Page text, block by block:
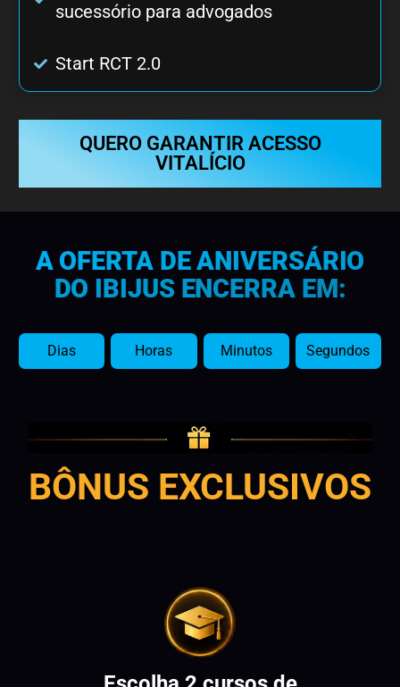
sucessório para advogados
Start RCT 2.0
QUERO GARANTIR ACESSO
VITALÍCIO
A OFERTA DE ANIVERSÁRIO
DO IBIJUS ENCERRA EM:
Dias Horas Minutos Segundos
BÔNUS EXCLUSIVOS